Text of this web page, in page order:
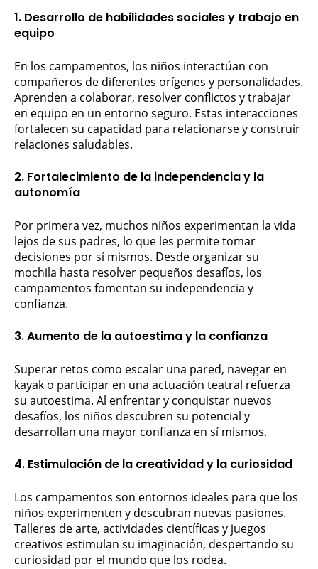
1. Desarrollo de habilidades sociales y trabajo en
equipo
En los campamentos, los niños interactúan con
compañeros de diferentes orígenes y personalidades.
Aprenden a colaborar, resolver conflictos y trabajar
en equipo en un entorno seguro. Estas interacciones
fortalecen su capacidad para relacionarse y construir
relaciones saludables.
2. Fortalecimiento de la independencia y la
autonomía
Por primera vez, muchos niños experimentan la vida
lejos de sus padres, lo que les permite tomar
decisiones por sí mismos. Desde organizar su
mochila hasta resolver pequeños desafíos, los
campamentos fomentan su independencia y
confianza.
3. Aumento de la autoestima y la confianza
Superar retos como escalar una pared, navegar en
kayak o participar en una actuación teatral refuerza
su autoestima. Al enfrentar y conquistar nuevos
desafíos, los niños descubren su potencial y
desarrollan una mayor confianza en sí mismos.
4. Estimulación de la creatividad y la curiosidad
Los campamentos son entornos ideales para que los
niños experimenten y descubran nuevas pasiones.
Talleres de arte, actividades científicas y juegos
creativos estimulan su imaginación, despertando su
curiosidad por el mundo que los rodea.